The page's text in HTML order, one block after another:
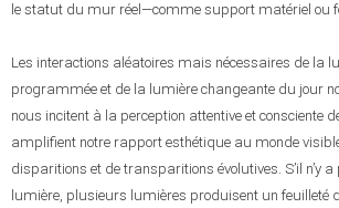
le statut du mur réel—comme support matériel ou
Les interactions aléatoires mais nécessaires de la
programmée et de la lumière changeante du jour
nous incitent à la perception attentive et consciente
amplifient notre rapport esthétique au monde
disparitions et de transparitions évolutives. S’il n’y
lumière, plusieurs lumières produisent un feuilleté